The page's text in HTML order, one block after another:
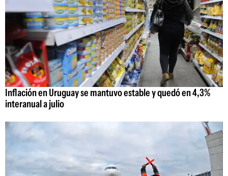
Inflación en Uruguay se mantuvo estable y quedó en 4,3%
interanual a julio